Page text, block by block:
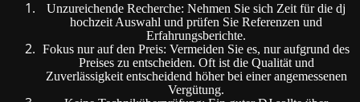
Unzureichende Recherche: Nehmen Sie sich Zeit für die dj
hochzeit Auswahl und prüfen Sie Referenzen und
Erfahrungsberichte.
Fokus nur auf den Preis: Vermeiden Sie es, nur aufgrund des
Preises zu entscheiden. Oft ist die Qualität und
Zuverlässigkeit entscheidend höher bei einer angemessenen
Vergütung.